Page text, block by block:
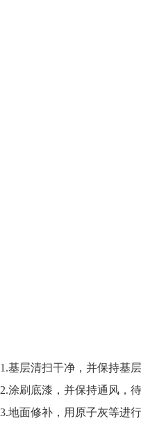
1.基层清扫干净，并保持基
2.涂刷底漆，并保持通风，
3.地面修补，用原子灰等进